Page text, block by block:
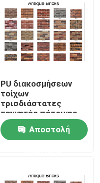
PU διακοσμήσεων
τοίχων
τρισδιάστατες
τεχνητές πέτρινες
επιτροπές
πολυουρεθάνιου
Αποστολή